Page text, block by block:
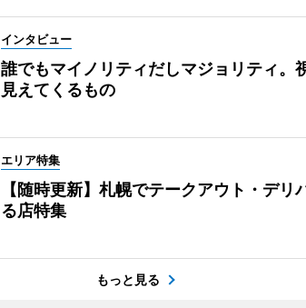
インタビュー
誰でもマイノリティだしマジョリティ。
見えてくるもの
エリア特集
【随時更新】札幌でテークアウト・デリ
る店特集
もっと見る